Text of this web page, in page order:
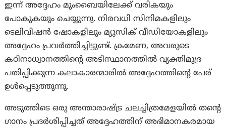
ഇന്ന് അദ്ദേഹം മുംബൈയിലേക്ക് വരികയും
പോകുകയും ചെയ്യുന്നു. നിരവധി സിനിമകളിലും
ടെലിവിഷൻ ഷോകളിലും മ്യൂസിക് വീഡിയോകളിലും
അദ്ദേഹം പ്രവർത്തിച്ചിട്ടുണ്ട്. ക്രമേണ, അവരുടെ
കഠിനാധ്വാനത്തിന്റെ അടിസ്ഥാനത്തിൽ വ്യക്തിമുദ്ര
പതിപ്പിക്കുന്ന കലാകാരന്മാരിൽ അദ്ദേഹത്തിന്റെ പേര്
ഉൾപ്പെടുത്തുന്നു.
അടുത്തിടെ ഒരു അന്താരാഷ്ട്ര ചലച്ചിത്രമേളയിൽ തന്റെ
ഗാനം പ്രദർശിപ്പിച്ചത് അദ്ദേഹത്തിന് അഭിമാനകരമായ